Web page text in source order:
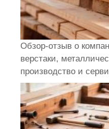
Обзор-отзыв о
верстаки,
производство и